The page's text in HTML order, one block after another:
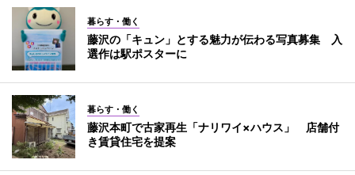
暮らす・働く
藤沢の「キュン」とする魅力が伝わる写真募集 入
選作は駅ポスターに
暮らす・働く
藤沢本町で古家再生「ナリワイ×ハウス」 店舗付
き賃貸住宅を提案